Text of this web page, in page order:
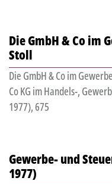
Die GmbH & Co im
Stoll
Die GmbH & Co im
Co KG im Handels-,
1977), 675
Gewerbe- und
1977)